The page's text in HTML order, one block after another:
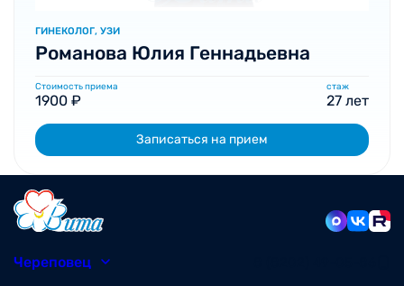
ГИНЕКОЛОГ, УЗИ
Романова Юлия Геннадьевна
Стоимость приема
1900 ₽
стаж
27 лет
Записаться на прием
Череповец